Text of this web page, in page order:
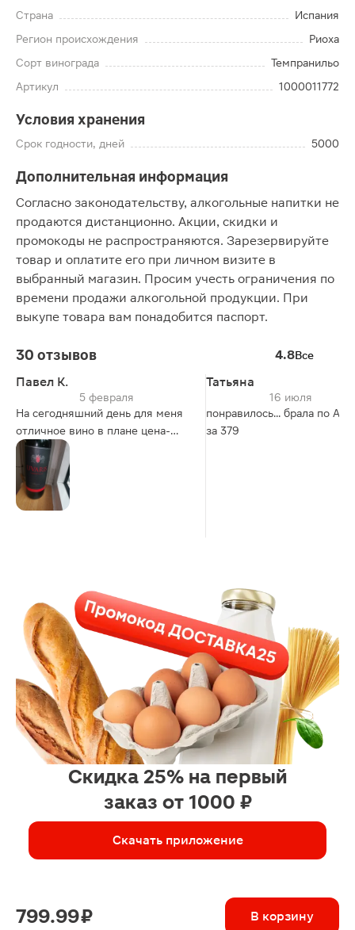
Страна
Испания
Регион происхождения
Риоха
Сорт винограда
Темпранильо
Артикул
1000011772
Условия хранения
Срок годности, дней 5000
Дополнительная информация
Согласно законодательству, алкогольные напитки не
продаются дистанционно. Акции, скидки и
промокоды не распространяются. Зарезервируйте
товар и оплатите его при личном визите в
выбранный магазин. Просим учесть ограничения по
времени продажи алкогольной продукции. При
выкупе товара вам понадобится паспорт.
30 отзывов 4.8Все
Павел К.
5 февраля
На сегодняшний день для меня
отличное вино в плане цена-
качество. И именно такой
выдержки. В общем Rioja оно и в
Африке Rioja!
Татьяна
16 июля
понравилось... брала по
за 379
Скидка 25% на первый
заказ от 1000 ₽
Скачать приложение
799.99 ₽ В корзину